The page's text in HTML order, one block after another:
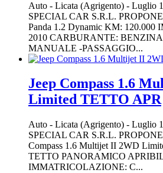
Auto - Licata (Agrigento) - Luglio
SPECIAL CAR S.R.L.
Panda 1.2 Dynamic KM:
2010 CARBURANTE:
MANUALE -PASSAGGIO...
Jeep Compass 1.6
Limited TETTO APR
Auto - Licata (Agrigento) - Luglio
SPECIAL CAR S.R.L.
Compass 1.6 Multijet II 2WD
TETTO PANORAMICO
IMMATRICOLAZIONE: C...